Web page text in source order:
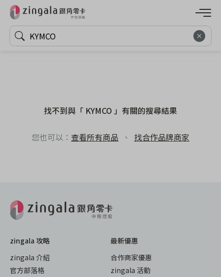
找不到與「 KYMCO 」有關的搜尋結果
您也可以： 查看所有商品 、 找合作品牌商家
zingala 攻略
zingala 介紹
官方部落格
最新優惠
合作商家優惠
zingala 活動